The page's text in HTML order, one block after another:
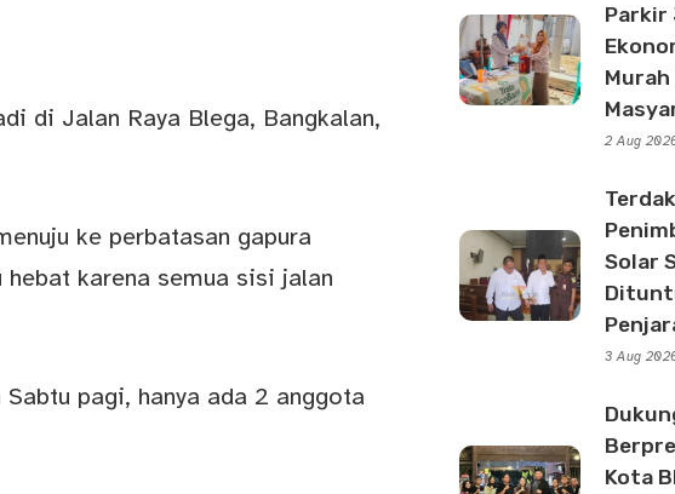
di Jalan Raya Blega, Bangkalan,
ke perbatasan gapura
hebat karena semua sisi jalan
pagi, hanya ada 2 anggota
Parkir
2 Aug
Solar
3 Aug
Kota